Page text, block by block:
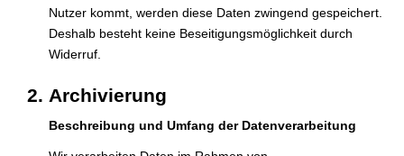
Nutzer kommt, werden diese Daten zwingend gespeichert.
Deshalb besteht keine Beseitigungsmöglichkeit durch
Widerruf.
Archivierung
Beschreibung und Umfang der Datenverarbeitung